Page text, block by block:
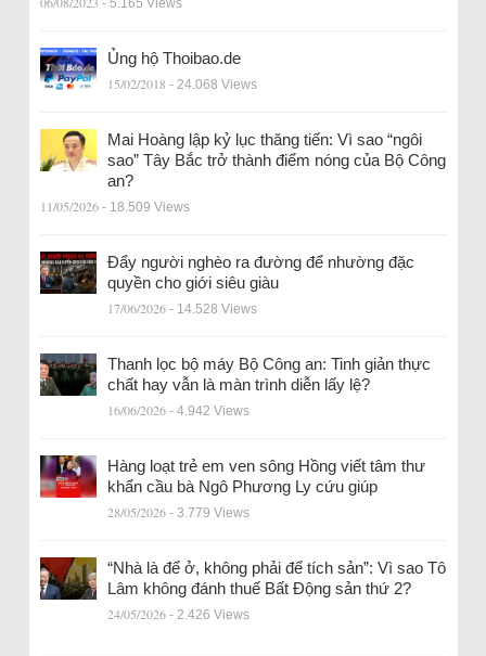
- 5.165 Views
Ủng hộ Thoibao.de
15/02/2018 - 24.068 Views
Mai Hoàng lập kỷ lục thăng tiến: Vì sao “ngôi
sao” Tây Bắc trở thành điểm nóng của Bộ Công
an?
11/05/2026 - 18.509 Views
Đẩy người nghèo ra đường để nhường đặc
quyền cho giới siêu giàu
17/06/2026 - 14.528 Views
Thanh lọc bộ máy Bộ Công an: Tinh giản thực
chất hay vẫn là màn trình diễn lấy lệ?
16/06/2026 - 4.942 Views
Hàng loạt trẻ em ven sông Hồng viết tâm thư
khẩn cầu bà Ngô Phương Ly cứu giúp
28/05/2026 - 3.779 Views
“Nhà là để ở, không phải để tích sản”: Vì sao Tô
Lâm không đánh thuế Bất Động sản thứ 2?
24/05/2026 - 2.426 Views